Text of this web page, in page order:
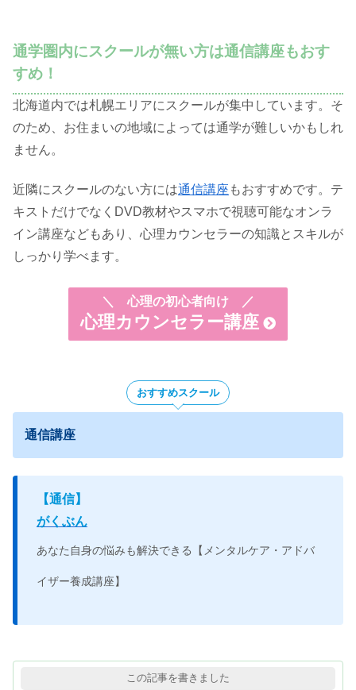
通学圏内にスクールが無い方は通信講座もおす
すめ！
北海道内では札幌エリアにスクールが集中しています。そ
のため、お住まいの地域によっては通学が難しいかもしれ
ません。
近隣にスクールのない方には通信講座 もおすすめです。テ
キストだけでなくDVD教材やスマホで視聴可能なオンラ
イン講座などもあり、心理カウンセラーの知識とスキルが
しっかり学べます。
＼ 心理の初心者向け ／
心理カウンセラー講座
おすすめスクール
通信講座
【通信】
がくぶん
あなた自身の悩みも解決できる【メンタルケア・アドバ
イザー養成講座】
この記事を書きました